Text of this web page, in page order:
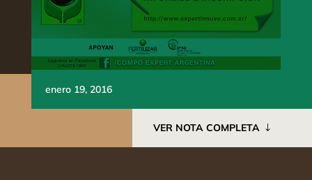
enero 19, 2016
VER NOTA COMPLETA